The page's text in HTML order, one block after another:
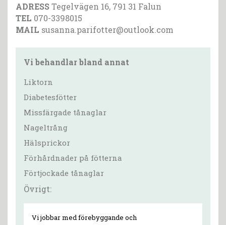
ADRESSTegelvägen 16, 791 31 Falun
TEL 070-3398015
MAIL susanna.parifotter@outlook.com
Vi behandlar bland annat
Liktorn
Diabetesfötter
Missfärgade tånaglar
Nageltrång
Hälsprickor
Förhårdnader på fötterna
Förtjockade tånaglar
Övrigt:
Vi jobbar med förebyggande och